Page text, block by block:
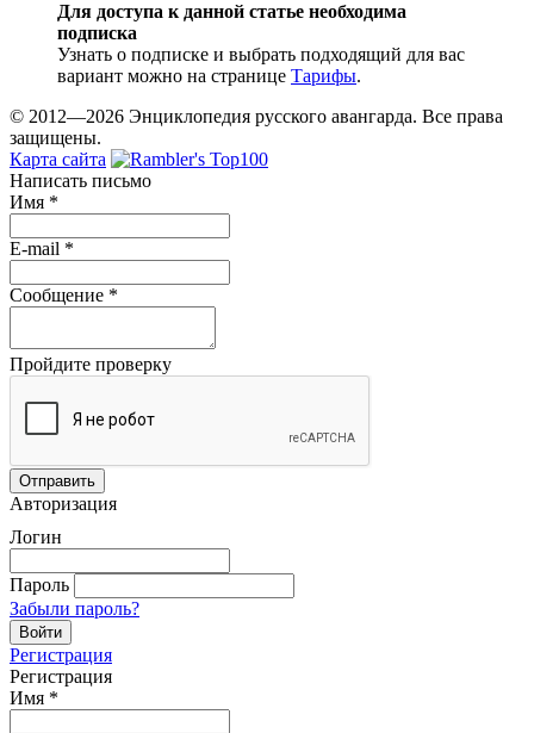
Для доступа к данной статье необходима
подписка
Узнать о подписке и выбрать подходящий для вас
вариант можно на странице Тарифы.
© 2012—2026 Энциклопедия русского авангарда. Все права
защищены.
Карта сайта
Написать письмо
Имя *
E-mail *
Сообщение *
Пройдите проверку
Авторизация
Логин
Пароль
Забыли пароль?
Регистрация
Регистрация
Имя *